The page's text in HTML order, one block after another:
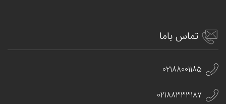
تماس باما
02188001185
02188333187